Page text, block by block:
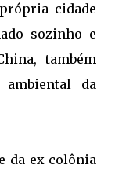
cidade
sozinho e
também
ambiental da
da ex-colônia